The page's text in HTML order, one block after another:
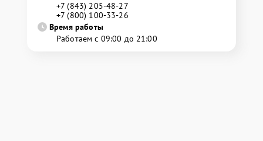
+7 (843) 205-48-27
+7 (800) 100-33-26
Время работы
Работаем с 09:00 до 21:00